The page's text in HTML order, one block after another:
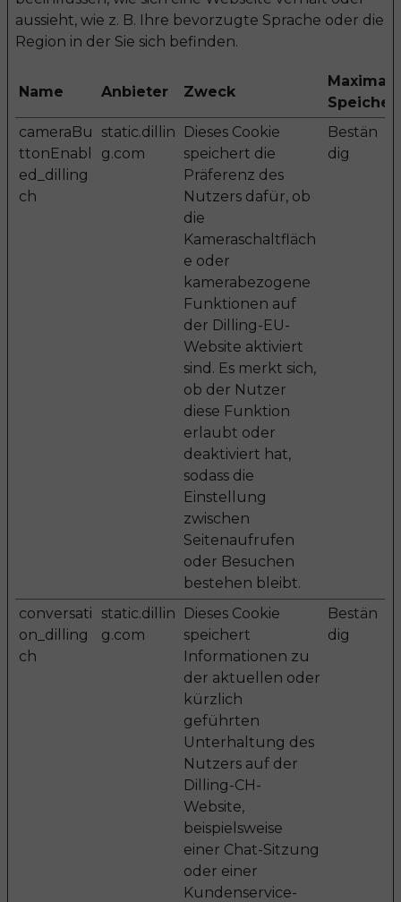
aussieht, wie z. B. Ihre bevorzugte Sprache oder die
Region in der Sie sich befinden.
Name Anbieter Zweck
Maximale
cameraBu
ttonEnabl
ed_dilling
ch
static.dillin
g.com
Dieses Cookie
speichert die
Präferenz des
Nutzers dafür, ob
die
Kameraschaltfläch
e oder
kamerabezogene
Funktionen auf
der Dilling-EU-
Website aktiviert
sind. Es merkt sich,
ob der Nutzer
diese Funktion
erlaubt oder
deaktiviert hat,
sodass die
Einstellung
zwischen
Seitenaufrufen
oder Besuchen
bestehen bleibt.
Bestän
dig
conversati
on_dilling
ch
static.dillin
g.com
Dieses Cookie
speichert
Informationen zu
der aktuellen oder
kürzlich
geführten
Unterhaltung des
Nutzers auf der
Dilling-CH-
Website,
beispielsweise
einer Chat-Sitzung
oder einer
Kundenservice-
Bestän
dig